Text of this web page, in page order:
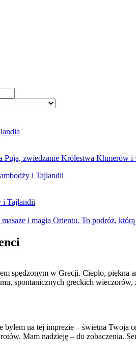
Puja, zwiedzanie Królestwa Khmerów
i Tajlandii
i magia Orientu. To podróż, którą
spędzonym w Grecji. Ciepło,
spontanicznych greckich
byłem na tej imprezie – świetna
Mam nadzieję – do zobaczenia.